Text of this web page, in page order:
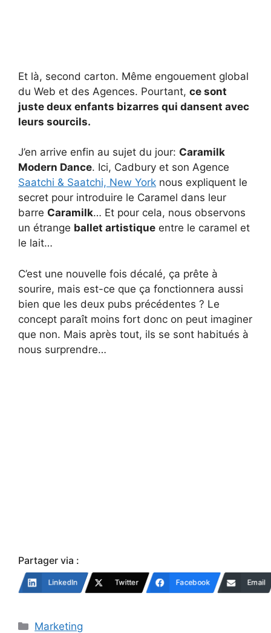
Et là, second carton. Même engouement global
du Web et des Agences. Pourtant, ce sont
juste deux enfants bizarres qui dansent avec
leurs sourcils.
J’en arrive enfin au sujet du jour: Caramilk
Modern Dance. Ici, Cadbury et son Agence
Saatchi & Saatchi, New York nous expliquent le
secret pour introduire le Caramel dans leur
barre Caramilk… Et pour cela, nous observons
un étrange ballet artistique entre le caramel et
le lait…
C’est une nouvelle fois décalé, ça prête à
sourire, mais est-ce que ça fonctionnera aussi
bien que les deux pubs précédentes ? Le
concept paraît moins fort donc on peut imaginer
que non. Mais après tout, ils se sont habitués à
nous surprendre…
Partager via :
LinkedIn Twitter Facebook Email
Catégories
Marketing